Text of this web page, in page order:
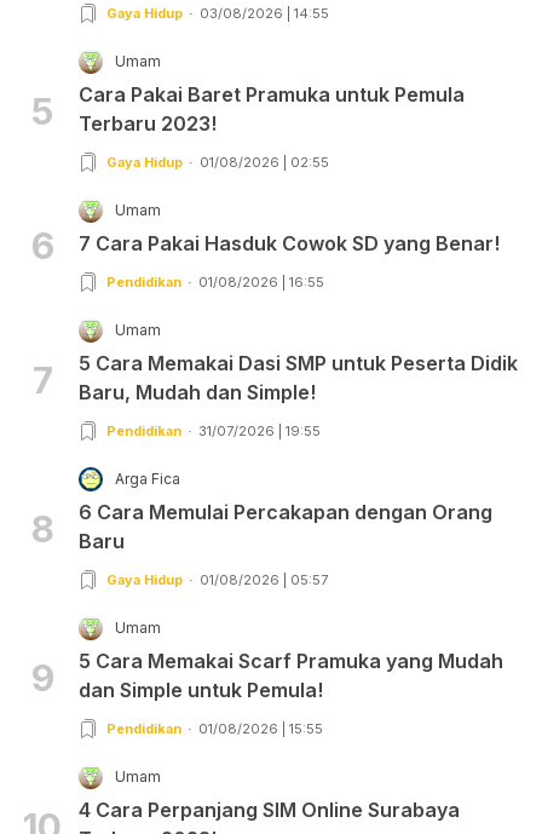
Gaya Hidup 03/08/2026 | 14:55
5
Umam
Cara Pakai Baret Pramuka untuk Pemula
Terbaru 2023!
Gaya Hidup 01/08/2026 | 02:55
6
Umam
7 Cara Pakai Hasduk Cowok SD yang Benar!
Pendidikan 01/08/2026 | 16:55
7
Umam
5 Cara Memakai Dasi SMP untuk Peserta Didik
Baru, Mudah dan Simple!
Pendidikan 31/07/2026 | 19:55
8
Arga Fica
6 Cara Memulai Percakapan dengan Orang
Baru
Gaya Hidup 01/08/2026 | 05:57
9
Umam
5 Cara Memakai Scarf Pramuka yang Mudah
dan Simple untuk Pemula!
Pendidikan 01/08/2026 | 15:55
Umam
4 Cara Perpanjang SIM Online Surabaya